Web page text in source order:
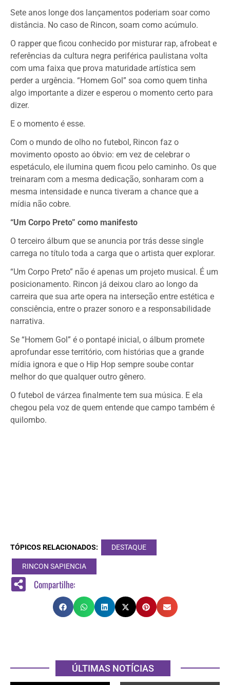
Sete anos longe dos lançamentos poderiam soar como
distância. No caso de Rincon, soam como acúmulo.
O rapper que ficou conhecido por misturar rap, afrobeat e
referências da cultura negra periférica paulistana volta
com uma faixa que prova maturidade artística sem
perder a urgência. “Homem Gol” soa como quem tinha
algo importante a dizer e esperou o momento certo para
dizer.
E o momento é esse.
Com o mundo de olho no futebol, Rincon faz o
movimento oposto ao óbvio: em vez de celebrar o
espetáculo, ele ilumina quem ficou pelo caminho. Os que
treinaram com a mesma dedicação, sonharam com a
mesma intensidade e nunca tiveram a chance que a
mídia não cobre.
“Um Corpo Preto” como manifesto
O terceiro álbum que se anuncia por trás desse single
carrega no título toda a carga que o artista quer explorar.
“Um Corpo Preto” não é apenas um projeto musical. É um
posicionamento. Rincon já deixou claro ao longo da
carreira que sua arte opera na interseção entre estética e
consciência, entre o prazer sonoro e a responsabilidade
narrativa.
Se “Homem Gol” é o pontapé inicial, o álbum promete
aprofundar esse território, com histórias que a grande
mídia ignora e que o Hip Hop sempre soube contar
melhor do que qualquer outro gênero.
O futebol de várzea finalmente tem sua música. E ela
chegou pela voz de quem entende que campo também é
quilombo.
TÓPICOS RELACIONADOS: DESTAQUE
RINCON SAPIENCIA
Compartilhe:
ÚLTIMAS NOTÍCIAS